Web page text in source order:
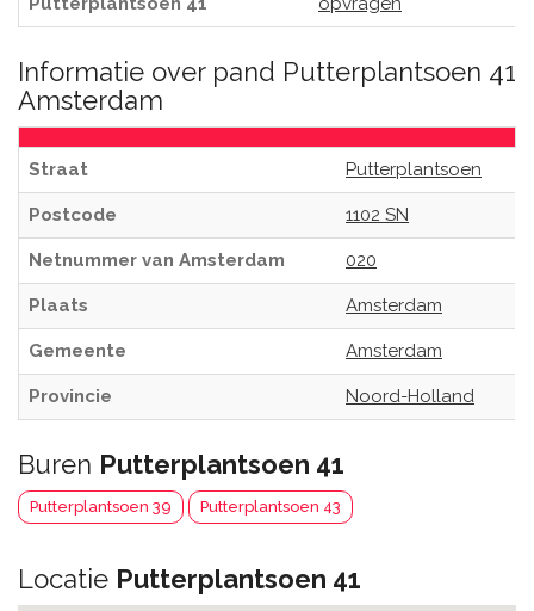
Informatie over pand Putterplantsoen 41
Amsterdam
Straat Putterplantsoen
Postcode 1102 SN
Netnummer van Amsterdam 020
Plaats Amsterdam
Gemeente Amsterdam
Provincie Noord-Holland
Buren Putterplantsoen 41
Putterplantsoen 39 Putterplantsoen 43
Locatie Putterplantsoen 41